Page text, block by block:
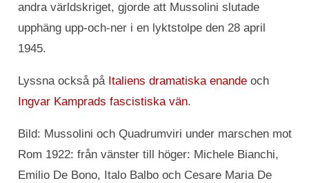
andra världskriget, gjorde att Mussolini slutade
upphäng upp-och-ner i en lyktstolpe den 28 april
1945.
Lyssna också på Italiens dramatiska enandeoch
Ingvar Kamprads fascistiska vän.
Bild: Mussolini och Quadrumviri under marschen mot
Rom 1922: från vänster till höger: Michele Bianchi,
Emilio De Bono, Italo Balbo och Cesare Maria De